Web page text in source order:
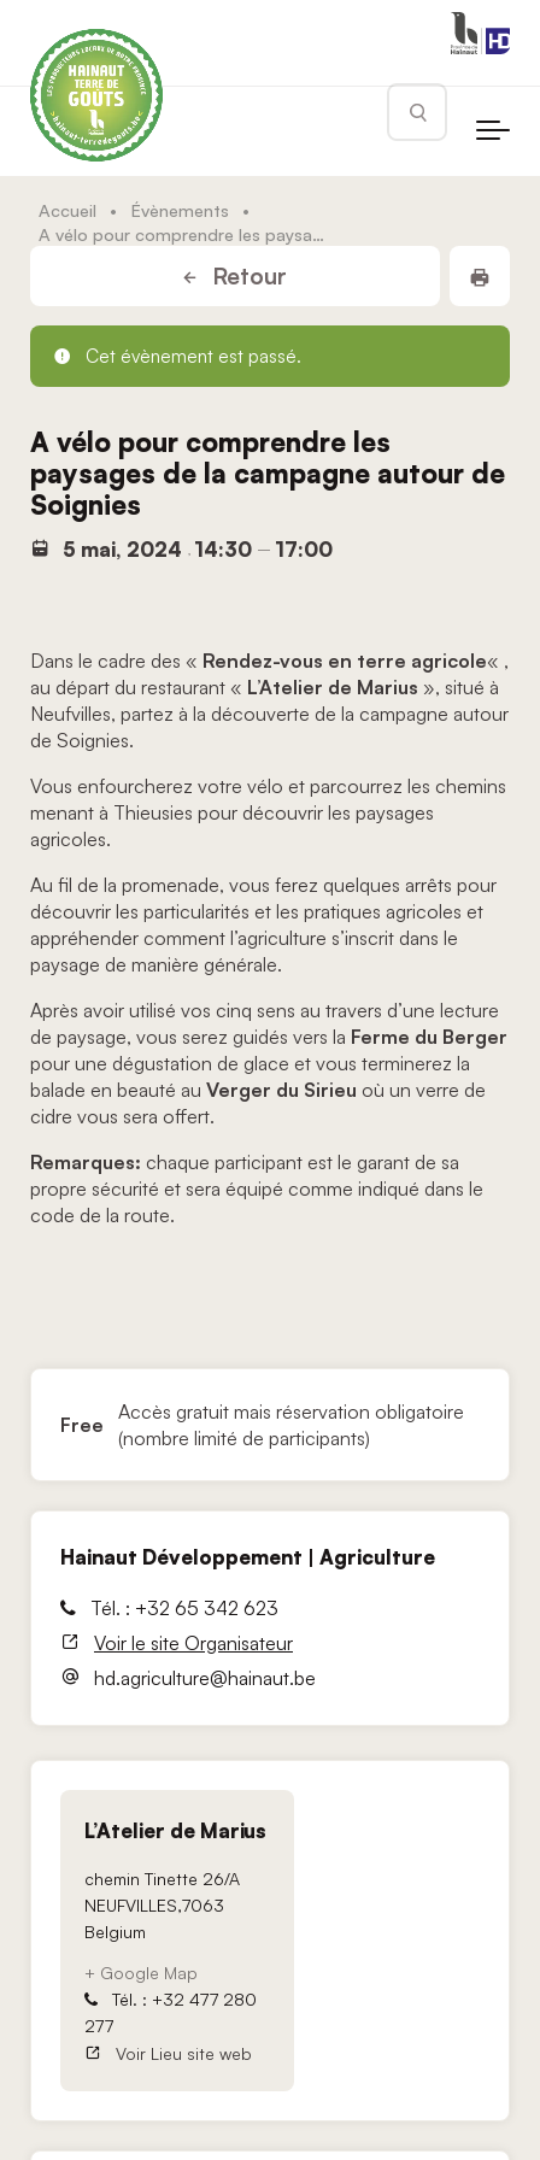
Rechercher
Accueil • Évènements
•
A vélo pour comprendre les paysages de la campagne autour de Soignies
Retour
Cet évènement est passé.
A vélo pour comprendre les
paysages de la campagne autour de
Soignies
5 mai, 2024 , 14:30 – 17:00
Dans le cadre des « Rendez-vous en terre agricole« ,
au départ du restaurant « L’Atelier de Marius », situé à
Neufvilles, partez à la découverte de la campagne autour
de Soignies.
Vous enfourcherez votre vélo et parcourrez les chemins
menant à Thieusies pour découvrir les paysages
agricoles.
Au fil de la promenade, vous ferez quelques arrêts pour
découvrir les particularités et les pratiques agricoles et
appréhender comment l’agriculture s’inscrit dans le
paysage de manière générale.
Après avoir utilisé vos cinq sens au travers d’une lecture
de paysage, vous serez guidés vers la Ferme du Berger
pour une dégustation de glace et vous terminerez la
balade en beauté au Verger du Sirieu où un verre de
cidre vous sera offert.
Remarques: chaque participant est le garant de sa
propre sécurité et sera équipé comme indiqué dans le
code de la route.
Free
Accès gratuit mais réservation obligatoire
(nombre limité de participants)
Hainaut Développement | Agriculture
Tél. : +32 65 342 623
Voir le site Organisateur
hd.agriculture@hainaut.be
L’Atelier de Marius
chemin Tinette 26/A
NEUFVILLES,7063
Belgium
+ Google Map
Tél. : +32 477 280
277
Voir Lieu site web